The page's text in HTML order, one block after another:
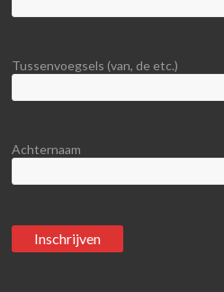
Tussenvoegsels (van, de etc.)
Achternaam